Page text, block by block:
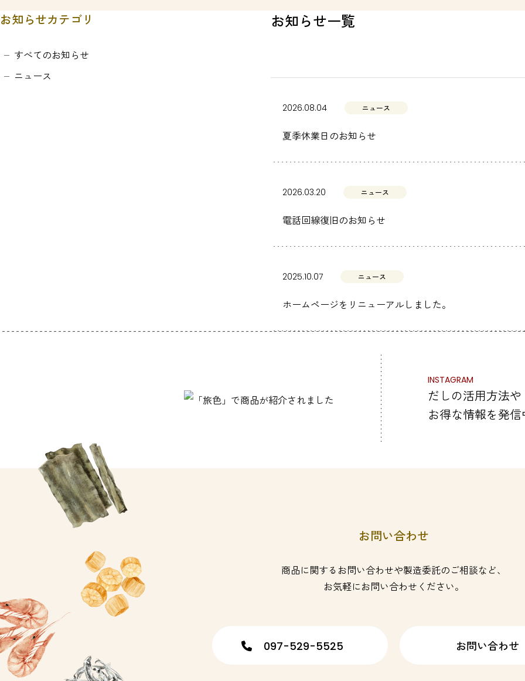
お知らせ一覧
2026.08.04 ニュース
夏季休業日のお知らせ
2026.03.20 ニュース
電話回線復旧のお知らせ
2025.10.07 ニュース
ホームページをリニューアルしました。
お知らせカテゴリ
すべてのお知らせ
ニュース
INSTAGRAM
だしの活用方法や
お得な情報を発信
お問い合わせ
商品に関するお問い合わせや製造委託のご相談など、
お気軽にお問い合わせください。
097-529-5525 お問い合わせ